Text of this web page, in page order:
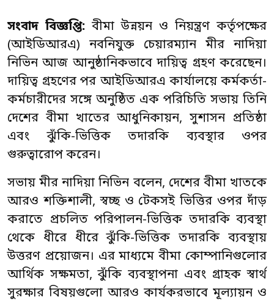
সংবাদ বিজ্ঞপ্তি: বীমা উন্নয়ন ও নিয়ন্ত্রণ কর্তৃপক্ষের
(আইডিআরএ) নবনিযুক্ত চেয়ারম্যান মীর নাদিয়া
নিভিন আজ আনুষ্ঠানিকভাবে দায়িত্ব গ্রহণ করেছেন।
দায়িত্ব গ্রহণের পর আইডিআরএ কার্যালয়ে কর্মকর্তা-
কর্মচারীদের সঙ্গে অনুষ্ঠিত এক পরিচিতি সভায় তিনি
দেশের বীমা খাতের আধুনিকায়ন, সুশাসন প্রতিষ্ঠা
এবং ঝুঁকি-ভিত্তিক তদারকি ব্যবস্থার ওপর
গুরুত্বারোপ করেন।
সভায় মীর নাদিয়া নিভিন বলেন, দেশের বীমা খাতকে
আরও শক্তিশালী, স্বচ্ছ ও টেকসই ভিত্তির ওপর দাঁড়
করাতে প্রচলিত পরিপালন-ভিত্তিক তদারকি ব্যবস্থা
থেকে ধীরে ধীরে ঝুঁকি-ভিত্তিক তদারকি ব্যবস্থায়
উত্তরণ প্রয়োজন। এর মাধ্যমে বীমা কোম্পানিগুলোর
আর্থিক সক্ষমতা, ঝুঁকি ব্যবস্থাপনা এবং গ্রাহক স্বার্থ
সুরক্ষার বিষয়গুলো আরও কার্যকরভাবে মূল্যায়ন ও